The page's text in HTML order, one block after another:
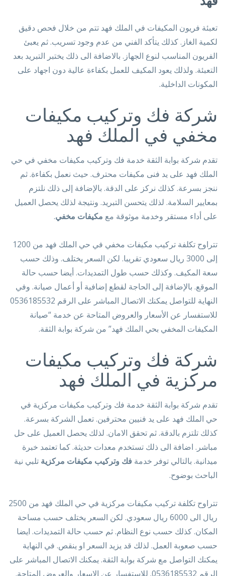
تعبئة فريون المكيفات في الملك فهد تتم من خلال فحص دقيق
لكمية الغاز. كذلك يتأكد الفني من عدم وجود تسريب. ثم يعبئ
الفريون المناسب لنوع الجهاز. بالاضافة الى ذلك يختبر التبريد بعد
التعبئة. ولذلك يعود المكيف للعمل بكفاءة عالية دون اجهاد على
المكونات الداخلية.
شركة فك وتركيب مكيفات
مخفي في الملك فهد
تقدم شركة بوابة الثقة خدمة فك وتركيب مكيفات مخفي في حي
الملك فهد على يد فنى مكيفات محترف. حيث نعمل بكفاءة. ثم
ننجز بسرعة. كذلك نركز على الدقة. بالإضافة إلى ذلك نلتزم
بمعايير السلامة. لذلك يتحسن التبريد. ونتيجة لذلك يحصل العميل
على أداء مستقر وخدمة موثوقة مع مكيفات مخفي.
تتراوح تكلفة تركيب مكيفات مخفي في حي الملك فهد من 1200
إلى 3000 ريال سعودي تقريبا. لكن السعر يختلف. وذلك حسب
سعة المكيف. وكذلك حسب طول التمديدات. أيضا حسب حالة
الموقع. بالإضافة إلى الحاجة لقطع إضافية أو أعمال صيانة. وفي
النهاية للتواصل يمكنك الاتصال المباشر على الرقم 0536185532
للاستفسار عن الأسعار والعروض المتاحة عن خدمة “صيانة
المكيفات المخفي بحي الملك فهد” من شركة بوابة الثقة.
شركة فك وتركيب مكيفات
مركزية في الملك فهد
تقدم شركة بوابة الثقة خدمة فك وتركيب مكيفات مركزية في
حي الملك فهد على يد فنيين محترفين. تعمل الشركة بسرعة.
كذلك تلتزم بالدقة. ثم تحقق الامان. لذلك يحصل العميل على حل
مباشر. اضافة الى ذلك تستخدم معدات حديثة. كما تعتمد خبرة
ميدانية. بالتالي توفر خدمة فك وتركيب مكيفات مركزية تلبي نية
الباحث بوضوح.
تتراوح تكلفة تركيب مكيفات مركزية في حي الملك فهد من 2500
ريال الى 6000 ريال سعودي. لكن السعر يختلف حسب مساحة
المكان. كذلك حسب نوع النظام. ثم حسب حالة التمديدات. ايضا
حسب صعوبة العمل. لذلك قد يزيد السعر او ينقص. في النهاية
يمكنك التواصل مع شركة بوابة الثقة. يمكنك الاتصال المباشر على
الرقم 0536185532. للاستفسار عن الاسعار والعروض المتاحة.